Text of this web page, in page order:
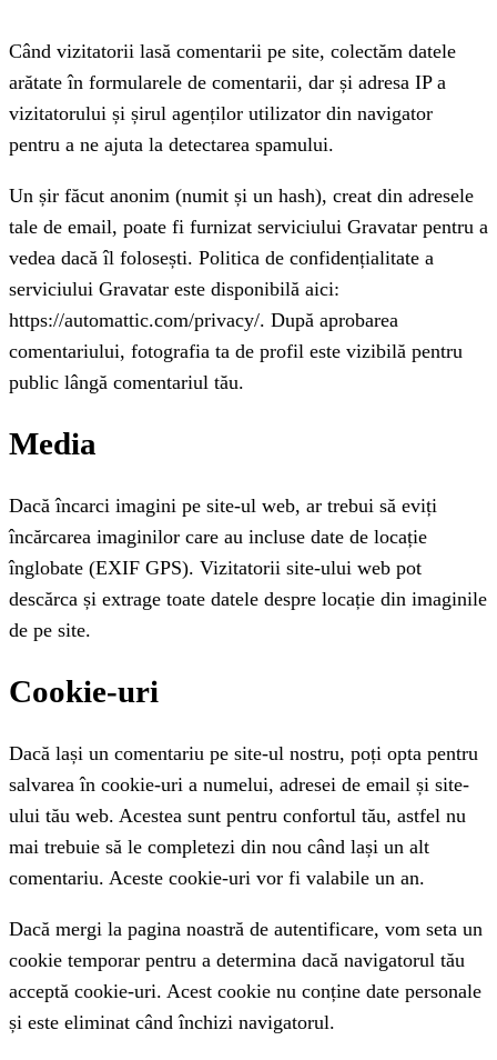
Când vizitatorii lasă comentarii pe site, colectăm datele
arătate în formularele de comentarii, dar și adresa IP a
vizitatorului și șirul agenților utilizator din navigator
pentru a ne ajuta la detectarea spamului.
Un șir făcut anonim (numit și un hash), creat din adresele
tale de email, poate fi furnizat serviciului Gravatar pentru a
vedea dacă îl folosești. Politica de confidențialitate a
serviciului Gravatar este disponibilă aici:
https://automattic.com/privacy/. După aprobarea
comentariului, fotografia ta de profil este vizibilă pentru
public lângă comentariul tău.
Media
Dacă încarci imagini pe site-ul web, ar trebui să eviți
încărcarea imaginilor care au incluse date de locație
înglobate (EXIF GPS). Vizitatorii site-ului web pot
descărca și extrage toate datele despre locație din imaginile
de pe site.
Cookie-uri
Dacă lași un comentariu pe site-ul nostru, poți opta pentru
salvarea în cookie-uri a numelui, adresei de email și site-
ului tău web. Acestea sunt pentru confortul tău, astfel nu
mai trebuie să le completezi din nou când lași un alt
comentariu. Aceste cookie-uri vor fi valabile un an.
Dacă mergi la pagina noastră de autentificare, vom seta un
cookie temporar pentru a determina dacă navigatorul tău
acceptă cookie-uri. Acest cookie nu conține date personale
și este eliminat când închizi navigatorul.